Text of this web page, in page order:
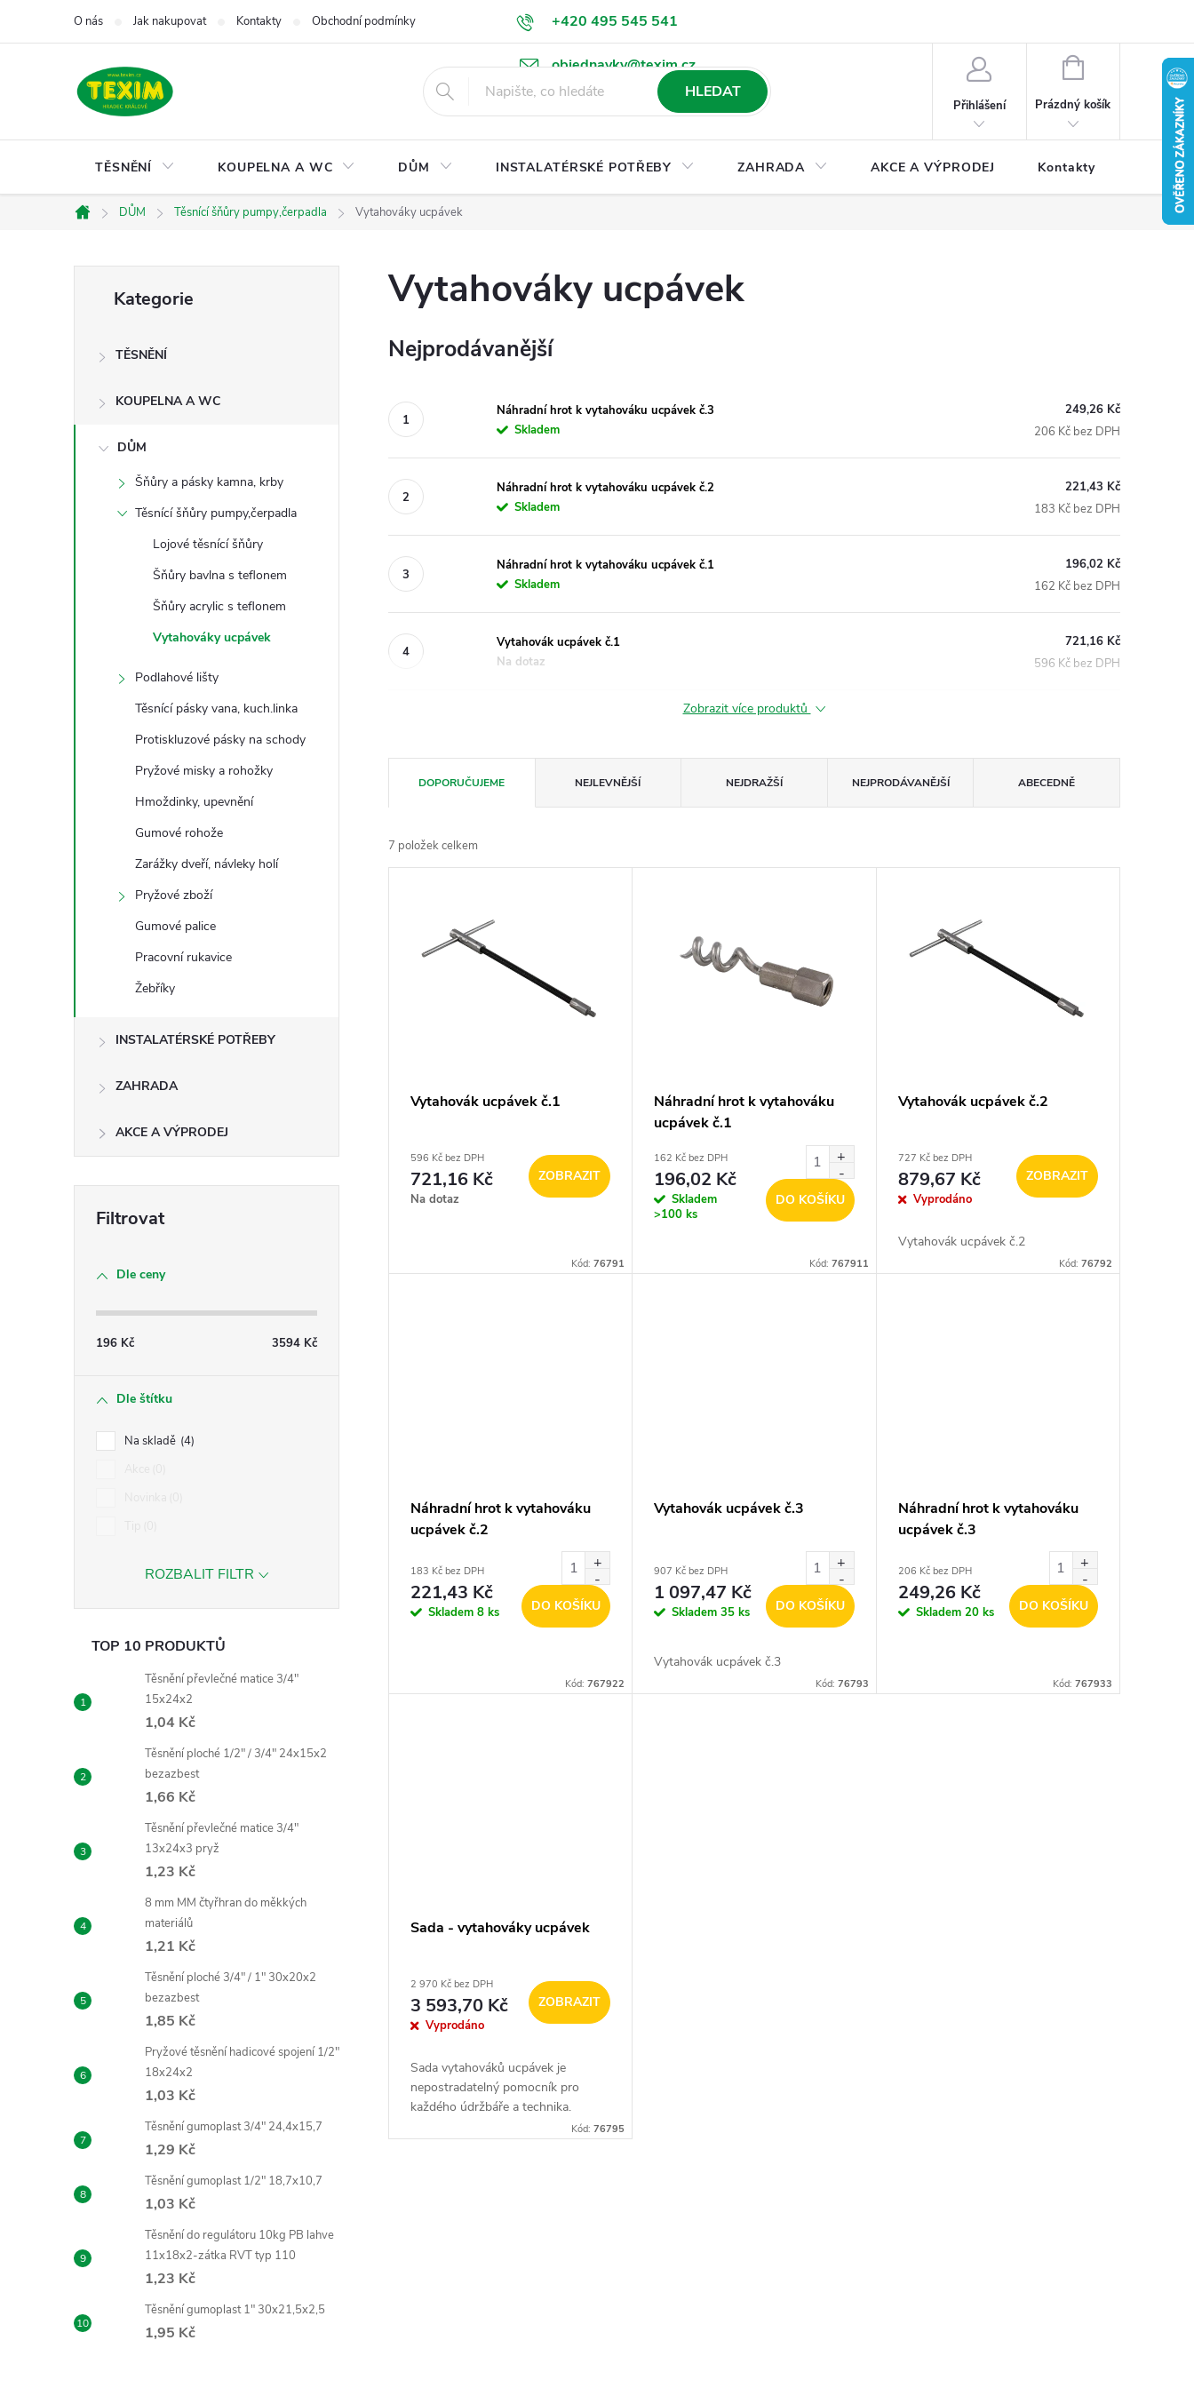
+420 495 545 541
objednavky@texim.cz
O nás Jak nakupovat Kontakty Obchodní podmínky Podmínky ochrany osobních údajů Ke stažení
HLEDAT
Přihlášení
NÁKUPNÍ
Prázdný košík
TĚSNĚNÍ KOUPELNA A WC DŮM INSTALATÉRSKÉ POTŘEBY ZAHRADA AKCE A VÝPRODEJ Kontakty
Domů
DŮM Těsnící šňůry pumpy,čerpadla Vytahováky ucpávek
t
kategorieKategorie
TĚSNĚNÍ
KOUPELNA A WC
DŮM
Šňůry a pásky kamna, krby
Těsnící šňůry pumpy,čerpadla
Lojové těsnící šňůry
Šňůry bavlna s teflonem
Šňůry acrylic s teflonem
Vytahováky ucpávek
Podlahové lišty
Těsnící pásky vana, kuch.linka
Protiskluzové pásky na schody
Pryžové misky a rohožky
Hmoždinky, upevnění
Gumové rohože
Zarážky dveří, návleky holí
Pryžové zboží
Gumové palice
Pracovní rukavice
Žebříky
INSTALATÉRSKÉ POTŘEBY
ZAHRADA
AKCE A VÝPRODEJ
Dle ceny
196 Kč 3594 Kč
Dle štítku
Na skladě 4
ROZBALIT FILTR
TOP 10 PRODUKTŮ
Těsnění převlečné matice 3/4"
15x24x2
1,04 Kč
Těsnění ploché 1/2" / 3/4" 24x15x2
bezazbest
1,66 Kč
Těsnění převlečné matice 3/4"
13x24x3 pryž
1,23 Kč
8 mm MM čtyřhran do měkkých
materiálů
1,21 Kč
Těsnění ploché 3/4" / 1" 30x20x2
bezazbest
1,85 Kč
Pryžové těsnění hadicové spojení 1/2"
18x24x2
1,03 Kč
Těsnění gumoplast 3/4" 24,4x15,7
1,29 Kč
Těsnění gumoplast 1/2" 18,7x10,7
1,03 Kč
Těsnění do regulátoru 10kg PB lahve
11x18x2-zátka RVT typ 110
1,23 Kč
Těsnění gumoplast 1" 30x21,5x2,5
1,95 Kč
Vytahováky ucpávek
Nejprodávanější
Náhradní hrot k vytahováku ucpávek č.3
Skladem
249,26 Kč
206 Kč bez DPH
Náhradní hrot k vytahováku ucpávek č.2
Skladem
221,43 Kč
183 Kč bez DPH
Náhradní hrot k vytahováku ucpávek č.1
Skladem
196,02 Kč
162 Kč bez DPH
Vytahovák ucpávek č.1
Na dotaz
721,16 Kč
596 Kč bez DPH
Zobrazit více produktů
a
z
k
DOPORUČUJEME NEJLEVNĚJŠÍ NEJDRAŽŠÍ NEJPRODÁVANĚJŠÍ ABECEDNĚ
7 položek celkem
u
Vytahovák ucpávek č.1
596 Kč bez DPH
721,16 Kč
Na dotaz
ZOBRAZIT
Kód:76791
Náhradní hrot k vytahováku
ucpávek č.1
162 Kč bez DPH
196,02 Kč
Skladem
>100 ks
DO KOŠÍKU
Kód: 767911
Vytahovák ucpávek č.2
727 Kč bez DPH
879,67 Kč
Vyprodáno
ZOBRAZIT
Vytahovák ucpávek č.2
Kód: 76792
Náhradní hrot k vytahováku
ucpávek č.2
183 Kč bez DPH
221,43 Kč
Skladem 8 ks DO KOŠÍKU
Kód:767922
Vytahovák ucpávek č.3
907 Kč bez DPH
1 097,47 Kč
Skladem35 ks DO KOŠÍKU
Vytahovák ucpávek č.3
Kód: 76793
Náhradní hrot k vytahováku
ucpávek č.3
206 Kč bez DPH
249,26 Kč
Skladem 20 ks DO KOŠÍKU
Kód: 767933
Sada - vytahováky ucpávek
2 970 Kč bez DPH
3 593,70 Kč
Vyprodáno
ZOBRAZIT
Sada vytahováků ucpávek je
nepostradatelný pomocník pro
každého údržbáře a technika.
Zefektivněte servis čerpadel aKód:76795